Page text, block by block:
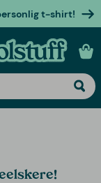
t-shirt!
gaver